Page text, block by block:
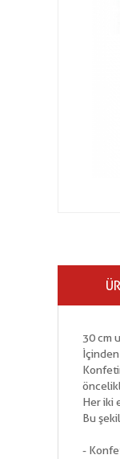
30 cm
Her iki
Bu
-